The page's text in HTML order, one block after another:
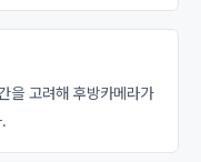
을 고려해 후방카메라가